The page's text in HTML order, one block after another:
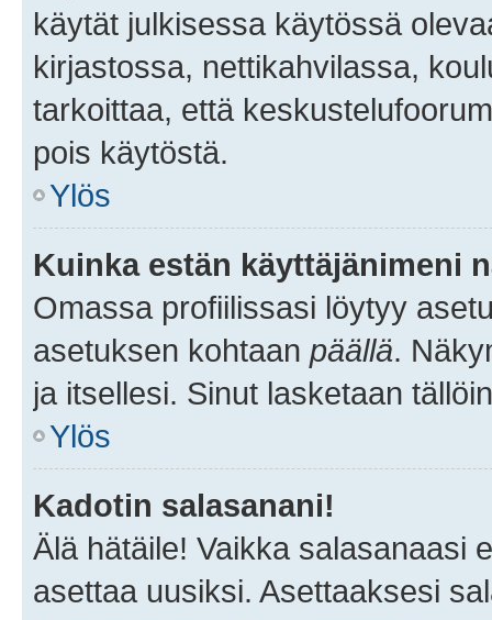
käytät julkisessa käytössä
kirjastossa, nettikahvilassa,
tarkoittaa, että
pois käytöstä.
Ylös
Kuinka estän käyttäjänimeni
Omassa profiilissasi löytyy
asetuksen kohtaan päällä.
ja itsellesi. Sinut lasketaan
Ylös
Kadotin salasanani!
Älä hätäile! Vaikka salasanaasi
asettaa uusiksi. Asettaaksesi